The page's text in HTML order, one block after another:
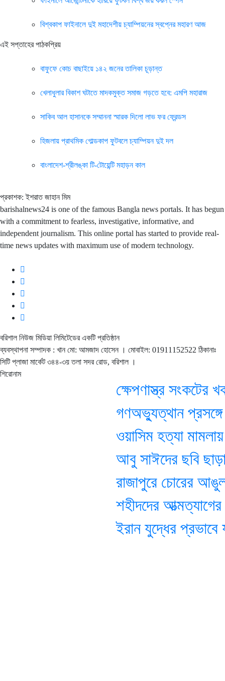
বিশ্বকাপ ফাইনালে দুই মহাদেশীয় চ্যাম্পিয়নের স্বপ্নের মহারণ আজ
এই সপ্তাহের পাঠকপ্রিয়
বাফুফে কোচ বাছাইয়ে ১৪২ জনের তালিকা চূড়ান্ত
খেলাধুলার বিকাশ ঘটাতে মাদকমুক্ত সমাজ গড়তে হবে: এমপি মহারাজ
সাকিব আল হাসানকে সম্মাননা স্মারক দিলো লাভ ফর ফ্রেন্ডস
হিজলায় প্রাথমিক গোল্ডকাপ ফুটবলে চ্যাম্পিয়ন দুই দল
বাংলাদেশ-শ্রীলঙ্কা টি-টোয়েন্টি মহাড়ন কাল
প্রকাশক: ইশরাত জাহান মিম
barishalnews24 is one of the famous Bangla news portals. It has begun
with a commitment to fearless, investigative, informative, and
independent journalism. This online portal has started to provide real-
time news updates with maximum use of modern technology.
বরিশাল নিউজ মিডিয়া লিমিটেডের একটি প্রতিষ্ঠান
ব্যবস্থাপনা সম্পাদক : খান মো: আমজাদ হোসেন । মোবাইল: 01911152522 ঠিকানাঃ
সিটি প্লাজা মার্কেট ৩৪৪-৩য় তলা সদর রোড, বরিশাল ।
শিরোনাম
ক্ষেপণাস্ত্র সংকটের
গণঅভ্যুত্থান প্রসঙ্গে
ওয়াসিম হত্যা
আবু সাঈদের ছবি ছাড়া
রাজাপুরে চোরের
শহীদদের
ইরান যুদ্ধের প্রভাবে